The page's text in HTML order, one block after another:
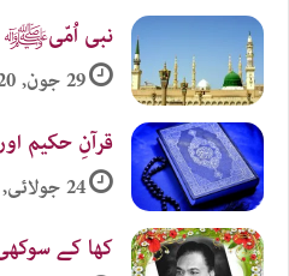
نبی اُمّیﷺ
29 جون, 2020
قرآنِ حکیم
24 جولائی, 2024
کھا کے